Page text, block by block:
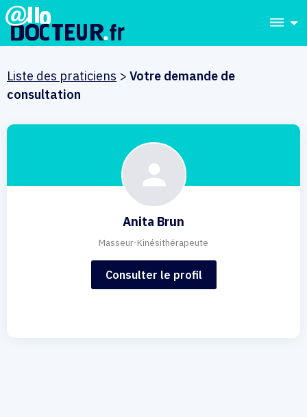
dehaze
Liste des praticiens > Votre demande de
consultation
Anita Brun
Masseur-Kinésithérapeute
Consulter le profil